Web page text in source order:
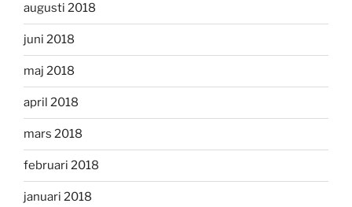
augusti 2018
juni 2018
maj 2018
april 2018
mars 2018
februari 2018
januari 2018